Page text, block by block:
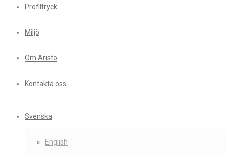
Profiltryck
Miljö
Om Aristo
Kontakta oss
Svenska
English